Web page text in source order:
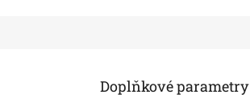
Doplňkové parametry